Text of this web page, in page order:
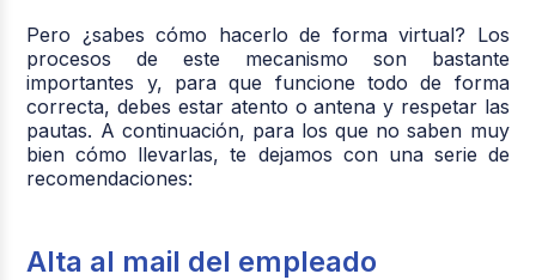
Pero ¿sabes cómo hacerlo de forma virtual? Los
procesos de este mecanismo son bastante
importantes y, para que funcione todo de forma
correcta, debes estar atento o antena y respetar las
pautas. A continuación, para los que no saben muy
bien cómo llevarlas, te dejamos con una serie de
recomendaciones:
Alta al mail del empleado